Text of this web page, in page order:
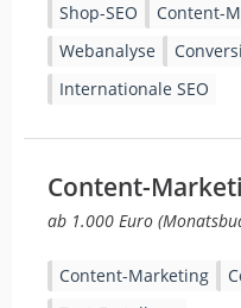
Shop-SEO
Content-
Webanalyse
Internationale SEO
Content-
ab 1.000 Euro
Content-Marketing